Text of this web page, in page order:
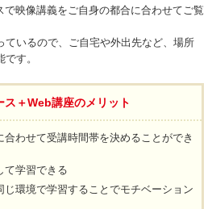
で映像講義をご自身の都合に合わせてご覧
ているので、ご自宅や外出先など、場所
す。
ス＋Web講座のメリット
合わせて受講時間帯を決めることができ
て学習できる
じ環境で学習することでモチベーション